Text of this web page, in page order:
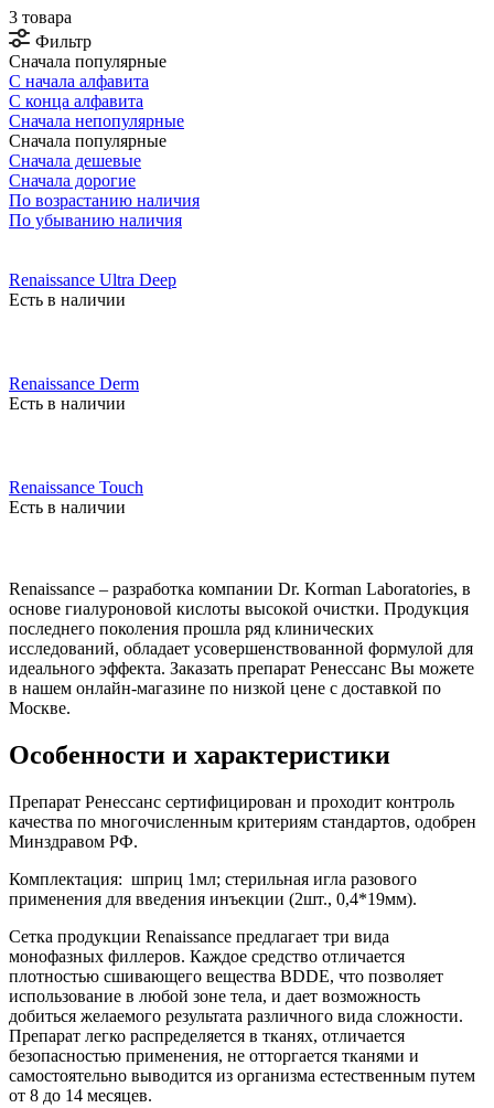
3 товара
Фильтр
Сначала популярные
С начала алфавита
С конца алфавита
Сначала непопулярные
Сначала популярные
Сначала дешевые
Сначала дорогие
По возрастанию наличия
По убыванию наличия
Renaissance Ultra Deep
Есть в наличии
Renaissance Derm
Есть в наличии
Renaissance Touch
Есть в наличии
Renaissance – разработка компании Dr. Korman Laboratories, в
основе гиалуроновой кислоты высокой очистки. Продукция
последнего поколения прошла ряд клинических
исследований, обладает усовершенствованной формулой для
идеального эффекта. Заказать препарат Ренессанс Вы можете
в нашем онлайн-магазине по низкой цене с доставкой по
Москве.
Особенности и характеристики
Препарат Ренессанс сертифицирован и проходит контроль
качества по многочисленным критериям стандартов, одобрен
Минздравом РФ.
Комплектация: шприц 1мл; стерильная игла разового
применения для введения инъекции (2шт., 0,4*19мм).
Сетка продукции Renaissance предлагает три вида
монофазных филлеров. Каждое средство отличается
плотностью сшивающего вещества BDDE, что позволяет
использование в любой зоне тела, и дает возможность
добиться желаемого результата различного вида сложности.
Препарат легко распределяется в тканях, отличается
безопасностью применения, не отторгается тканями и
самостоятельно выводится из организма естественным путем
от 8 до 14 месяцев.